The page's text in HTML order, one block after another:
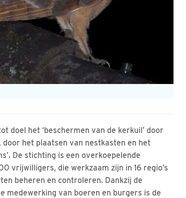
doel het ‘beschermen van de kerkuil’ door
het plaatsen van nestkasten en het
De stichting is een overkoepelende
vrijwilligers, die werkzaam zijn in 16 regio’s
beheren en controleren. Dankzij de
medewerking van boeren en burgers is de